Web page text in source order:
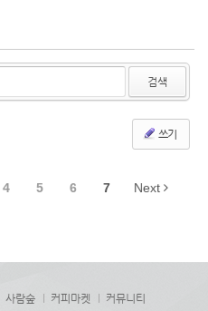
검색
쓰기
4 5 6 7 Next
사람숲 커피마켓 커뮤니티